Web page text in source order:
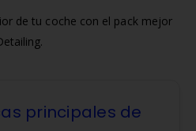
de tu coche con el pack mejor
principales de